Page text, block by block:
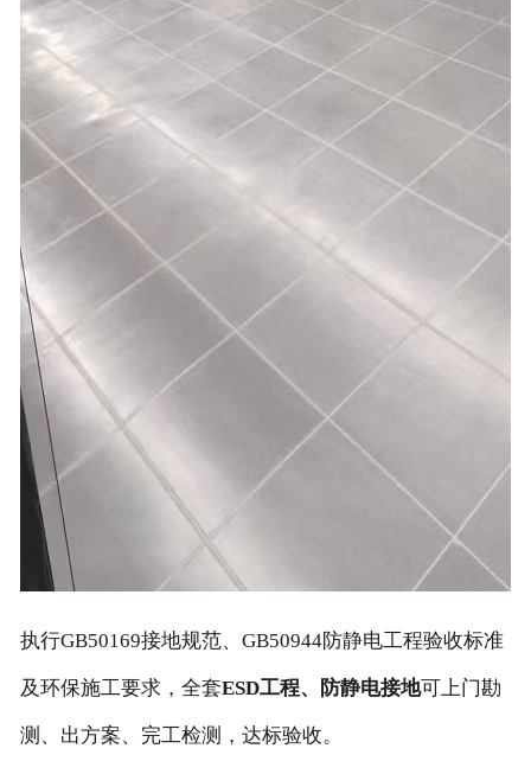
执行GB50169接地规范、GB50944防静电工程验收标准
及环保施工要求，全套ESD工程、防静电接地可上门勘
测、出方案、完工检测，达标验收。